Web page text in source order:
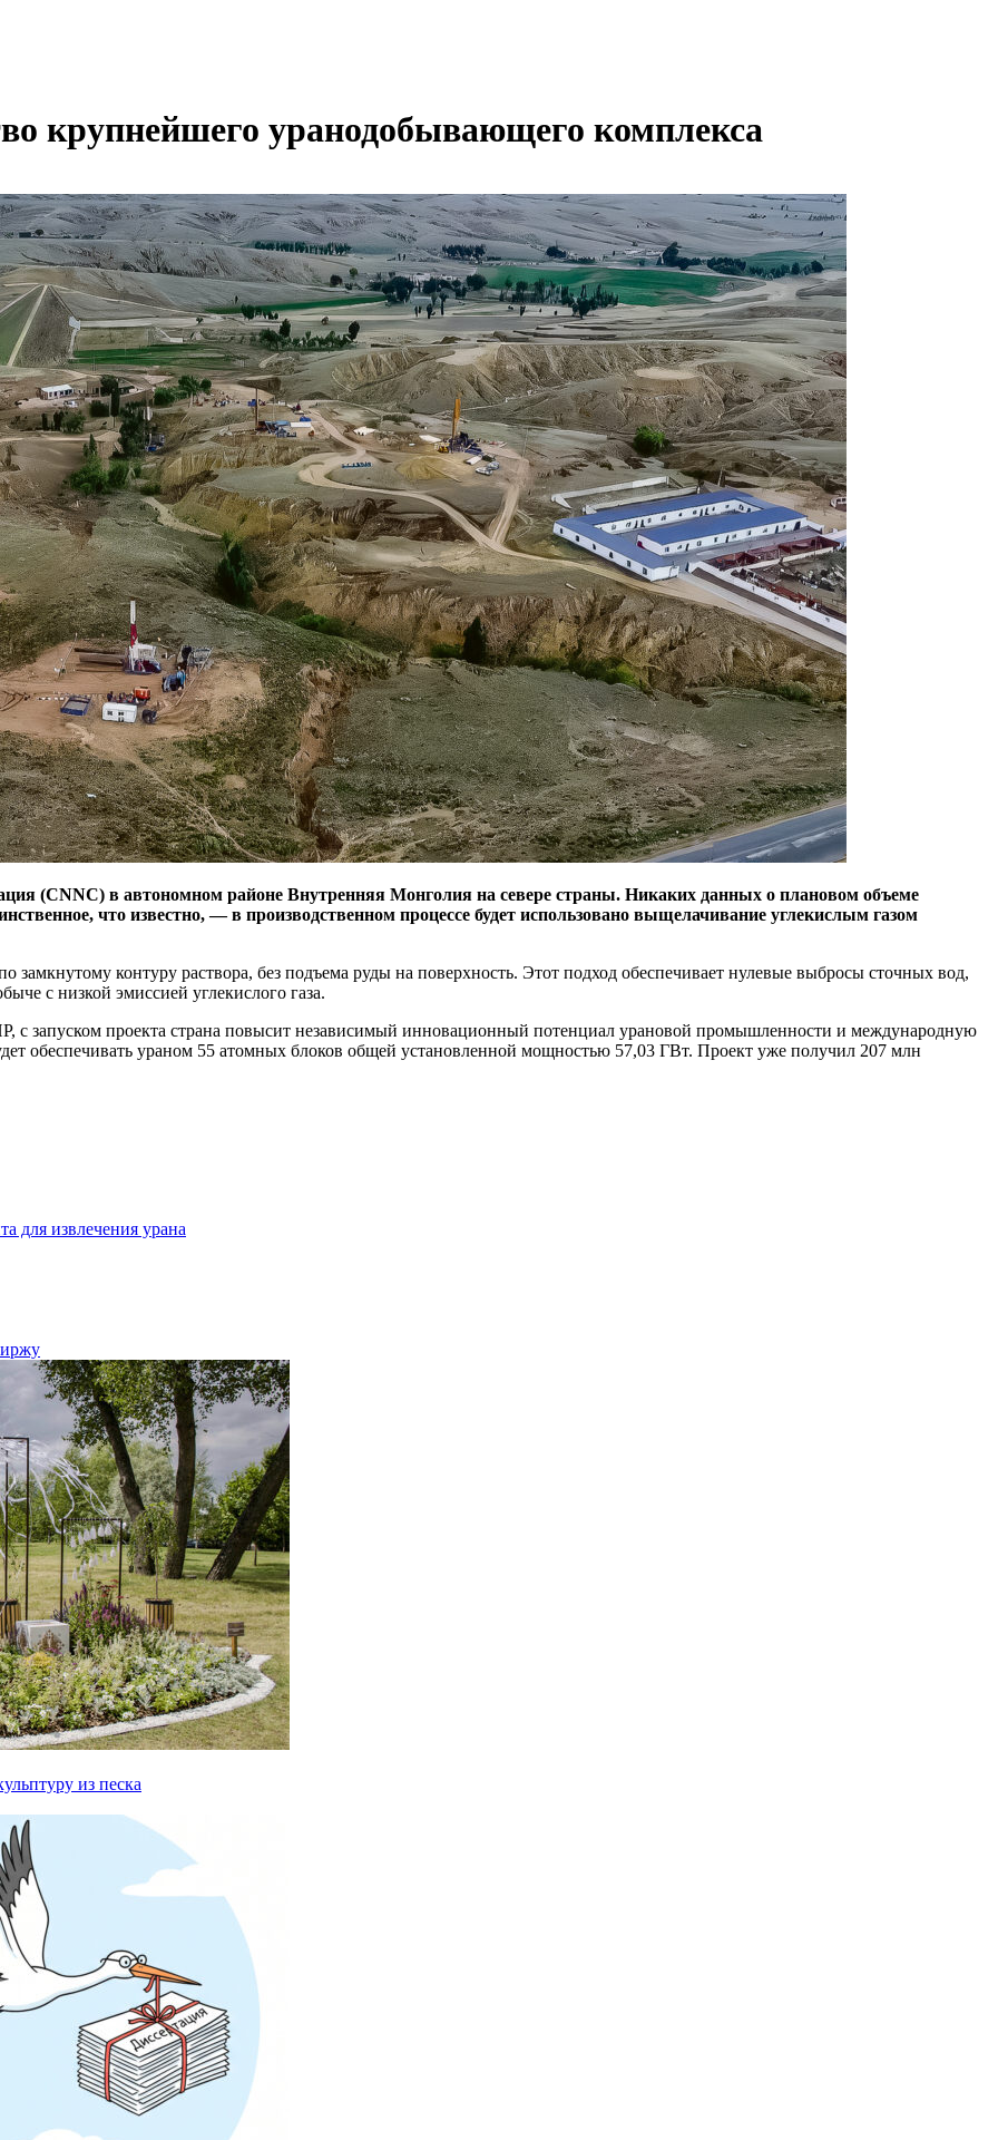
крупнейшего уранодобывающего комплекса
(CNNC) в автономном районе Внутренняя Монголия на севере страны. Никаких данных о плановом объеме
что известно, — в производственном процессе будет использовано выщелачивание углекислым газом
контуру раствора, без подъема руды на поверхность. Этот подход обеспечивает нулевые выбросы сточных вод,
с низкой эмиссией углекислого газа.
с запуском проекта страна повысит независимый инновационный потенциал урановой промышленности и международную
обеспечивать ураном 55 атомных блоков общей установленной мощностью 57,03 ГВт. Проект уже получил 207 млн
для извлечения урана
из песка